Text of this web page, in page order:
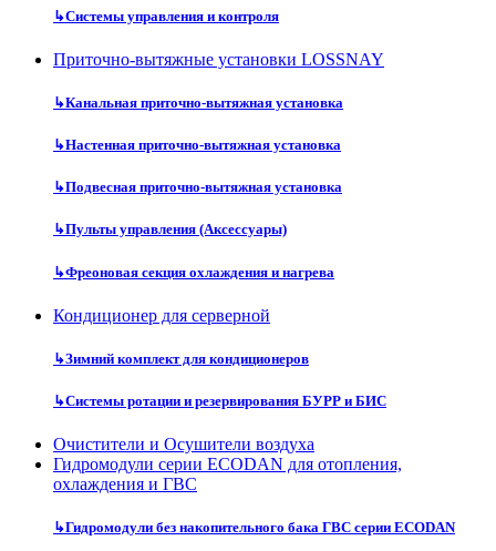
↳Системы управления и контроля
Приточно-вытяжные установки LOSSNAY
↳Канальная приточно-вытяжная установка
↳Настенная приточно-вытяжная установка
↳Подвесная приточно-вытяжная установка
↳Пульты управления (Аксессуары)
↳Фреоновая секция охлаждения и нагрева
Кондиционер для серверной
↳Зимний комплект для кондиционеров
↳Системы ротации и резервирования БУРР и БИС
Очистители и Осушители воздуха
Гидромодули серии ECODAN для отопления,
охлаждения и ГВС
↳Гидромодули без накопительного бака ГВС серии ECODAN